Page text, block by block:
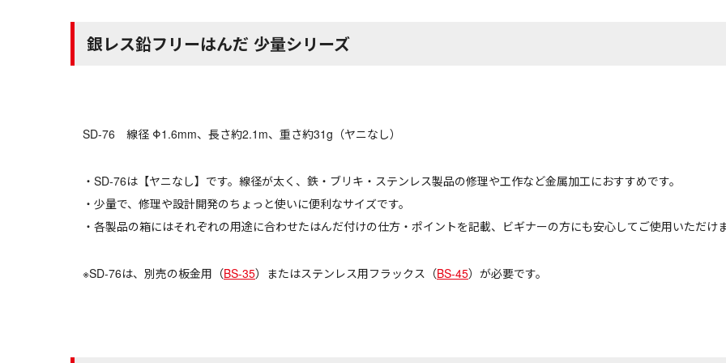
銀レス鉛フリーはんだ 少量シリーズ
SD-76 線径 Φ1.6mm、長さ約2.1m、重さ約31g（ヤニなし）
・SD-76は【ヤニなし】です。線径が太く、鉄・ブリキ・ステンレス製品の修理や工作など金属加工におすすめです。
・少量で、修理や設計開発のちょっと使いに便利なサイズです。
・各製品の箱にはそれぞれの用途に合わせたはんだ付けの仕方・ポイントを記載、ビギナーの方にも安心してご使用いただけ
※SD-76は、 別売の板金用（BS-35）またはステンレス用フラックス（BS-45）が必要です。